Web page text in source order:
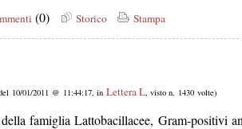
(0) Storico Stampa
10/01/2011 @ 11:44:17, in Lettera L, visto n. 1430 volte)
famiglia Lattobacillacee, Gram-positivi